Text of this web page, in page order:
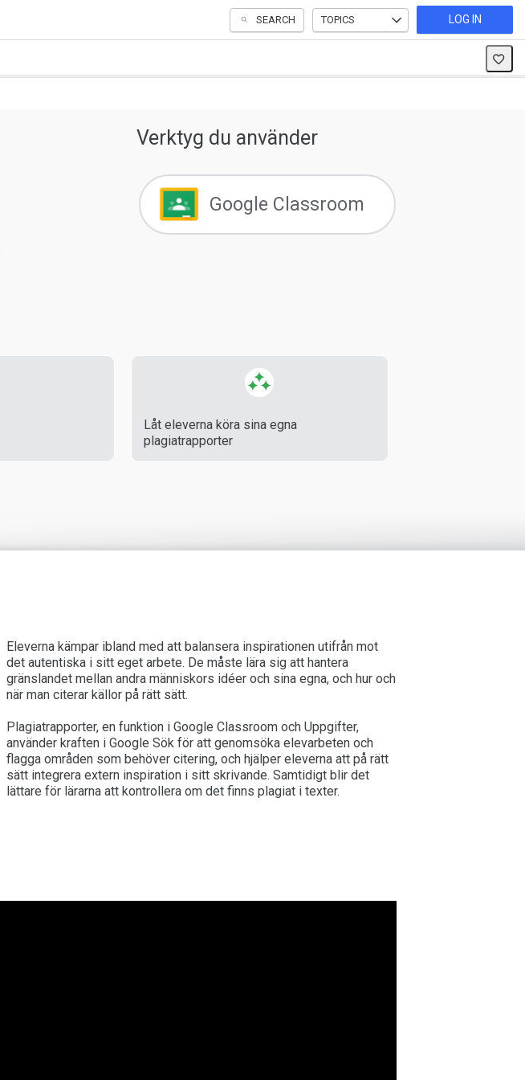
SEARCH TOPICS LOG IN
Verktyg du använder
Google Classroom
Låt eleverna köra sina egna
plagiatrapporter
Eleverna kämpar ibland med att balansera inspirationen utifrån mot
det autentiska i sitt eget arbete. De måste lära sig att hantera
gränslandet mellan andra människors idéer och sina egna, och hur och
när man citerar källor på rätt sätt.
Plagiatrapporter, en funktion i Google Classroom och Uppgifter,
använder kraften i Google Sök för att genomsöka elevarbeten och
flagga områden som behöver citering, och hjälper eleverna att på rätt
sätt integrera extern inspiration i sitt skrivande. Samtidigt blir det
lättare för lärarna att kontrollera om det finns plagiat i texter.